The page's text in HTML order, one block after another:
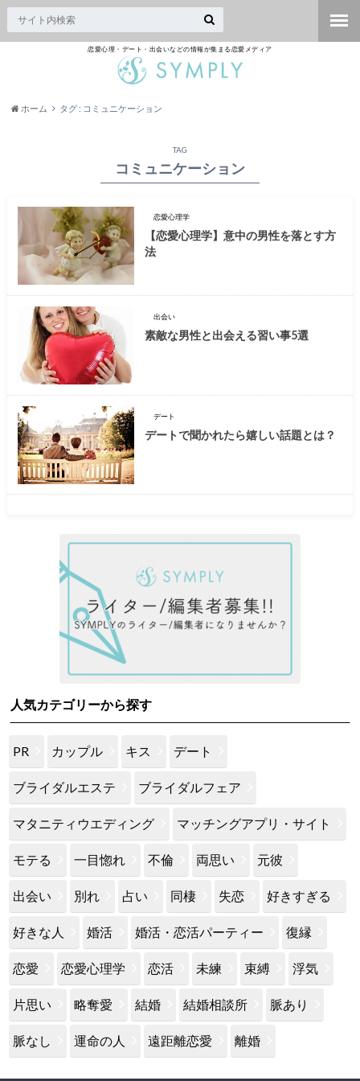
恋愛心理・デート・出会いなどの情報が集まる恋愛メディア
ホーム タグ : コミュニケーション
TAG
コミュニケーション
恋愛心理学
【恋愛心理学】意中の男性を落とす方
法
出会い
素敵な男性と出会える習い事5選
デート
デートで聞かれたら嬉しい話題とは？
人気カテゴリーから探す
PR カップル キス デート
ブライダルエステ ブライダルフェア
マタニティウエディング マッチングアプリ・サイト
モテる 一目惚れ 不倫 両思い 元彼
出会い 別れ 占い 同棲 失恋 好きすぎる
好きな人 婚活 婚活・恋活パーティー 復縁
恋愛 恋愛心理学 恋活 未練 束縛 浮気
片思い 略奪愛 結婚 結婚相談所 脈あり
脈なし 運命の人 遠距離恋愛 離婚